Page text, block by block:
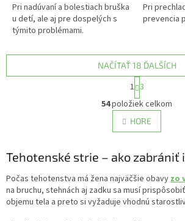
Pri nadúvaní a bolestiach bruška
u detí, ale aj pre dospelých s
týmito problémami.
Pri
prevencia
O
v
l
á
a
i
e
p
NAČÍTAŤ 18 ĎALŠÍCH
S
t
r
á
n
k
v
a
n
i
e
1 3
54položiek celkom
HORE
Tehotenské strie – ako zabrániť
Počas tehotenstva má žena najväčšie obavyzo
na bruchu, stehnách aj zadku sa musí
objemu tela a preto si vyžaduje vhodnú